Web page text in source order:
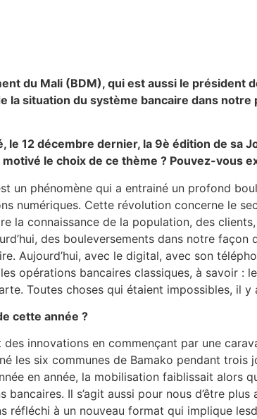
du Mali (BDM), qui est aussi le président
situation du système bancaire dans notre
le 12 décembre dernier, la 9è édition de
le choix de ce thème ? Pouvez-vous
un phénomène qui a entrainé un profond
numériques. Cette révolution concerne le
la connaissance de la population, des
des bouleversements dans notre
Aujourd’hui, avec le digital, avec son
opérations bancaires classiques, à savoir :
Toutes choses qui étaient impossibles, il y
cette année ?
innovations en commençant par une
les six communes de Bamako pendant trois
en année, la mobilisation faiblissait alors
Il s’agit aussi pour nous d’être
réfléchi à un nouveau format qui implique